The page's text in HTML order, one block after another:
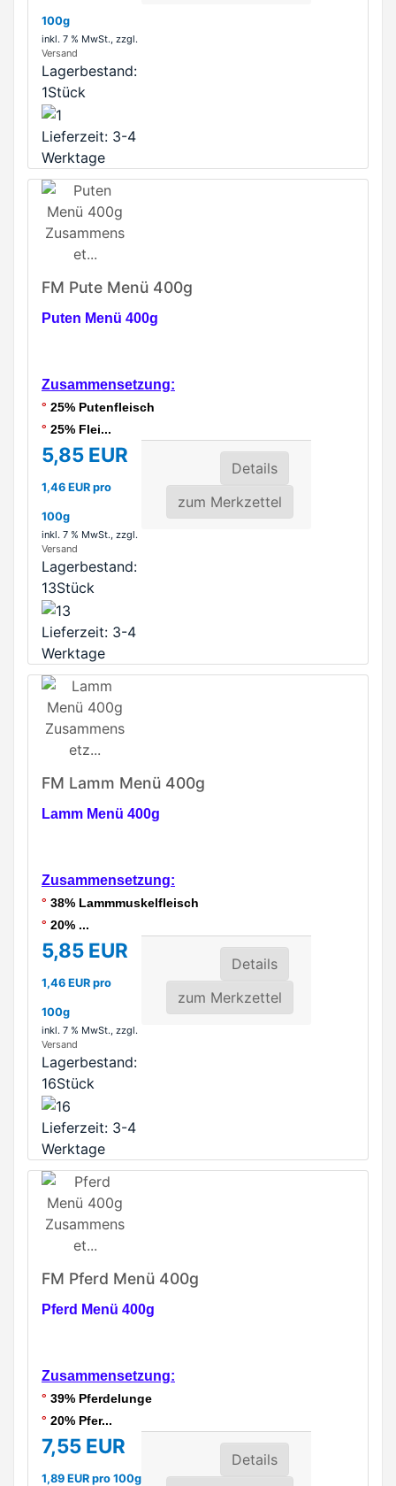
100g
inkl. 7 % MwSt., zzgl.
Versand
Lagerbestand:
1Stück
Lieferzeit: 3-4
Werktage
FM Pute Menü 400g
Puten Menü 400g
Zusammensetzung:
° 25% Putenfleisch
° 25% Flei...
5,85 EUR
1,46 EUR pro
100g
inkl. 7 % MwSt., zzgl.
Versand
Lagerbestand:
13Stück
Lieferzeit: 3-4
Werktage
Details
zum Merkzettel
FM Lamm Menü 400g
Lamm Menü 400g
Zusammensetzung:
° 38% Lammmuskelfleisch
° 20% ...
5,85 EUR
1,46 EUR pro
100g
inkl. 7 % MwSt., zzgl.
Versand
Lagerbestand:
16Stück
Lieferzeit: 3-4
Werktage
Details
zum Merkzettel
FM Pferd Menü 400g
Pferd Menü 400g
Zusammensetzung:
° 39% Pferdelunge
° 20% Pfer...
7,55 EUR
1,89 EUR pro 100g
Details